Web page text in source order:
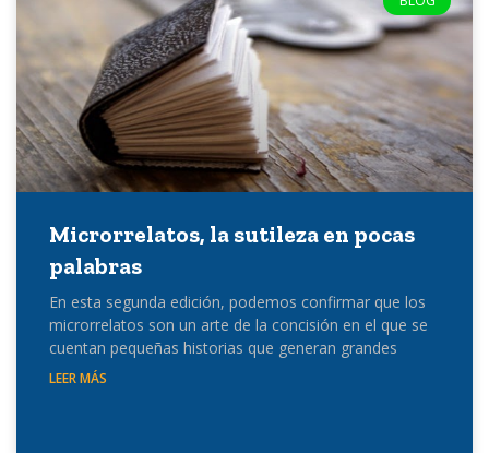
Microrrelatos, la sutileza en pocas
palabras
En esta segunda edición, podemos confirmar que los
microrrelatos son un arte de la concisión en el que se
cuentan pequeñas historias que generan grandes
LEER MÁS